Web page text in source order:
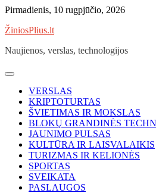
Skip
content
Pirmadienis, 10 rugpjūčio, 2026
ŽiniosPlius.lt
Naujienos, verslas, technologijos
VERSLAS
KRIPTOTURTAS
ŠVIETIMAS IR MOKSLAS
BLOKŲ GRANDINĖS
JAUNIMO PULSAS
KULTŪRA IR LAISVALAIKIS
TURIZMAS IR KELIONĖS
SPORTAS
SVEIKATA
PASLAUGOS